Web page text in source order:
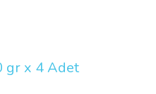
gr x 4 Adet